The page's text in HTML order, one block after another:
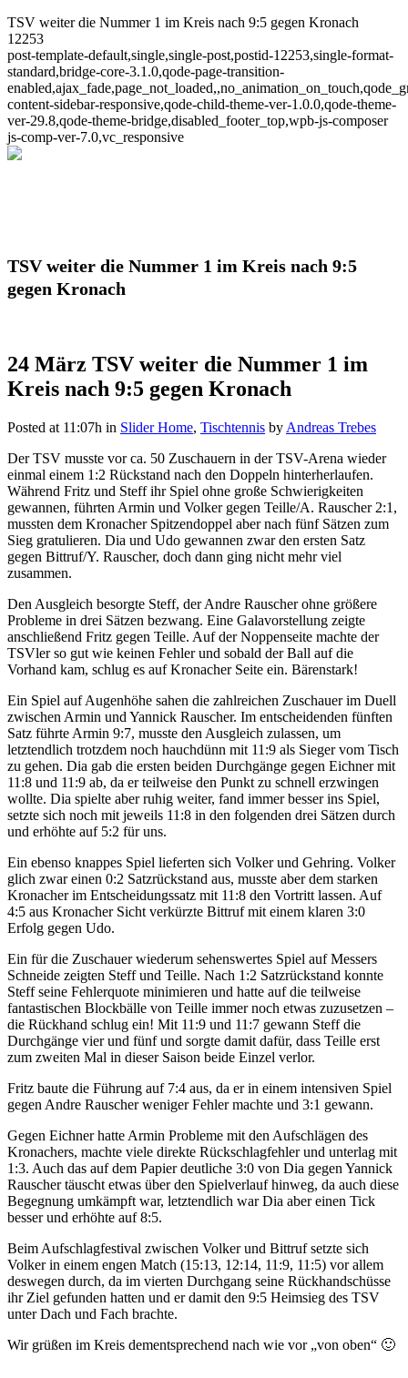
TSV weiter die Nummer 1 im Kreis nach 9:5 gegen Kronach
12253
post-template-default,single,single-post,postid-12253,single-format-
standard,bridge-core-3.1.0,qode-page-transition-
content-sidebar-responsive,qode-child-theme-ver-1.0.0,qode-theme-
ver-29.8,qode-theme-bridge,disabled_footer_top,wpb-js-composer
js-comp-ver-7.0,vc_responsive
TSV weiter die Nummer 1 im Kreis nach 9:5
gegen Kronach
24 März TSV weiter die Nummer 1 im
Kreis nach 9:5 gegen Kronach
Posted at 11:07h in Slider Home, Tischtennis by Andreas Trebes
Der TSV musste vor ca. 50 Zuschauern in der TSV-Arena wieder
einmal einem 1:2 Rückstand nach den Doppeln hinterherlaufen.
Während Fritz und Steff ihr Spiel ohne große Schwierigkeiten
gewannen, führten Armin und Volker gegen Teille/A. Rauscher 2:1,
mussten dem Kronacher Spitzendoppel aber nach fünf Sätzen zum
Sieg gratulieren. Dia und Udo gewannen zwar den ersten Satz
gegen Bittruf/Y. Rauscher, doch dann ging nicht mehr viel
zusammen.
Den Ausgleich besorgte Steff, der Andre Rauscher ohne größere
Probleme in drei Sätzen bezwang. Eine Galavorstellung zeigte
anschließend Fritz gegen Teille. Auf der Noppenseite machte der
TSVler so gut wie keinen Fehler und sobald der Ball auf die
Vorhand kam, schlug es auf Kronacher Seite ein. Bärenstark!
Ein Spiel auf Augenhöhe sahen die zahlreichen Zuschauer im Duell
zwischen Armin und Yannick Rauscher. Im entscheidenden fünften
Satz führte Armin 9:7, musste den Ausgleich zulassen, um
letztendlich trotzdem noch hauchdünn mit 11:9 als Sieger vom Tisch
zu gehen. Dia gab die ersten beiden Durchgänge gegen Eichner mit
11:8 und 11:9 ab, da er teilweise den Punkt zu schnell erzwingen
wollte. Dia spielte aber ruhig weiter, fand immer besser ins Spiel,
setzte sich noch mit jeweils 11:8 in den folgenden drei Sätzen durch
und erhöhte auf 5:2 für uns.
Ein ebenso knappes Spiel lieferten sich Volker und Gehring. Volker
glich zwar einen 0:2 Satzrückstand aus, musste aber dem starken
Kronacher im Entscheidungssatz mit 11:8 den Vortritt lassen. Auf
4:5 aus Kronacher Sicht verkürzte Bittruf mit einem klaren 3:0
Erfolg gegen Udo.
Ein für die Zuschauer wiederum sehenswertes Spiel auf Messers
Schneide zeigten Steff und Teille. Nach 1:2 Satzrückstand konnte
Steff seine Fehlerquote minimieren und hatte auf die teilweise
fantastischen Blockbälle von Teille immer noch etwas zuzusetzen –
die Rückhand schlug ein! Mit 11:9 und 11:7 gewann Steff die
Durchgänge vier und fünf und sorgte damit dafür, dass Teille erst
zum zweiten Mal in dieser Saison beide Einzel verlor.
Fritz baute die Führung auf 7:4 aus, da er in einem intensiven Spiel
gegen Andre Rauscher weniger Fehler machte und 3:1 gewann.
Gegen Eichner hatte Armin Probleme mit den Aufschlägen des
Kronachers, machte viele direkte Rückschlagfehler und unterlag mit
1:3. Auch das auf dem Papier deutliche 3:0 von Dia gegen Yannick
Rauscher täuscht etwas über den Spielverlauf hinweg, da auch diese
Begegnung umkämpft war, letztendlich war Dia aber einen Tick
besser und erhöhte auf 8:5.
Beim Aufschlagfestival zwischen Volker und Bittruf setzte sich
Volker in einem engen Match (15:13, 12:14, 11:9, 11:5) vor allem
deswegen durch, da im vierten Durchgang seine Rückhandschüsse
ihr Ziel gefunden hatten und er damit den 9:5 Heimsieg des TSV
unter Dach und Fach brachte.
Wir grüßen im Kreis dementsprechend nach wie vor „von oben“ 🙂